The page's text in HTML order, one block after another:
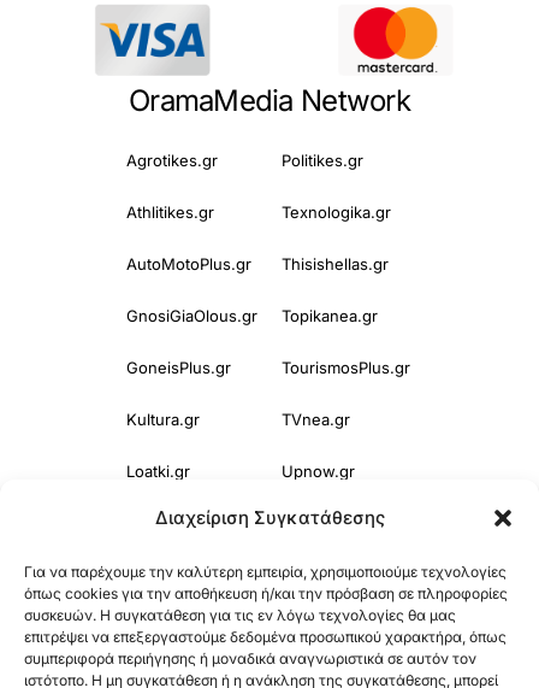
Διαχείριση Συγκατάθεσης
Για να παρέχουμε την καλύτερη εμπειρία, χρησιμοποιούμε τεχνολογίες
όπως cookies για την αποθήκευση ή/και την πρόσβαση σε πληροφορίες
συσκευών. Η συγκατάθεση για τις εν λόγω τεχνολογίες θα μας
επιτρέψει να επεξεργαστούμε δεδομένα προσωπικού χαρακτήρα, όπως
συμπεριφορά περιήγησης ή μοναδικά αναγνωριστικά σε αυτόν τον
ιστότοπο. Η μη συγκατάθεση ή η ανάκληση της συγκατάθεσης, μπορεί
OramaMedia Network
Agrotikes.gr Politikes.gr
Athlitikes.gr Texnologika.gr
AutoMotoPlus.gr Thisishellas.gr
GnosiGiaOlous.gr Topikanea.gr
GoneisPlus.gr TourismosPlus.gr
Kultura.gr TVnea.gr
Loatki.gr Upnow.gr
Loveis.gr VresSyntages.gr
ModernaGynaika.gr Xristianika.gr
OikonomiaPlus.gr ZoumeKalytera.gr
Oikotropia.gr ZoumeSpiti.gr